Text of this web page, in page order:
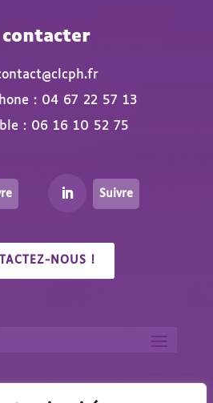
: 04 67 22 57 13
: 06 16 10 52 75
Suivre
NOUS !